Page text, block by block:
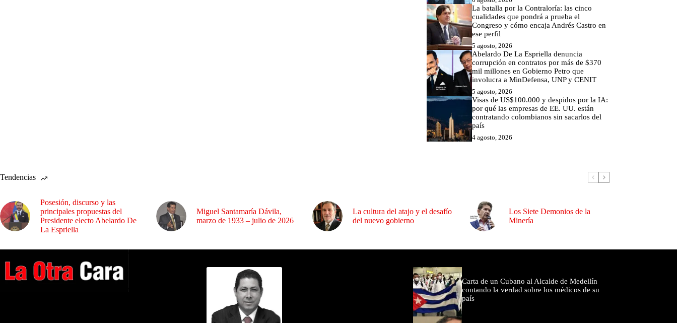
La batalla por la Contraloría: las cinco
cualidades que pondrá a prueba el
Congreso y cómo encaja Andrés Castro en
ese perfil
5 agosto, 2026
Abelardo De La Espriella denuncia
corrupción en contratos por más de $370
mil millones en Gobierno Petro que
involucra a MinDefensa, UNP y CENIT
5 agosto, 2026
Visas de US$100.000 y despidos por la IA:
por qué las empresas de EE. UU. están
contratando colombianos sin sacarlos del
país
4 agosto, 2026
Tendencias
Posesión, discurso y las
principales propuestas del
Presidente electo Abelardo De
La Espriella
Miguel Santamaría Dávila,
marzo de 1933 – julio de 2026
La cultura del atajo y el desafío
del nuevo gobierno
Los Siete Demonios de la
Minería
Carta de un Cubano al Alcalde de Medellín
contando la verdad sobre los médicos de su
país